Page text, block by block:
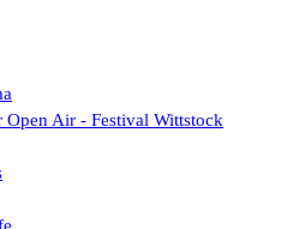
Open Air - Festival Wittstock